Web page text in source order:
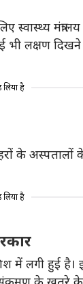
लक्षण
लिया है
के
लिया है
में लगी हुई